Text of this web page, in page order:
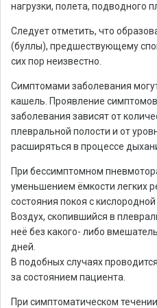
нагрузки, полета, подводного
Следует отметить, что
(буллы), предшествующему
сих пор неизвестно.
Симптомами заболевания
кашель. Проявление
заболевания зависят от
плевральной полости и от
расширяться в процессе
При бессимптомном
уменьшением ёмкости легких
состояния покоя с кислородной
Воздух, скопившийся в
неё без какого- либо
дней.
В подобных случаях
за состоянием пациента.
При симптоматическом